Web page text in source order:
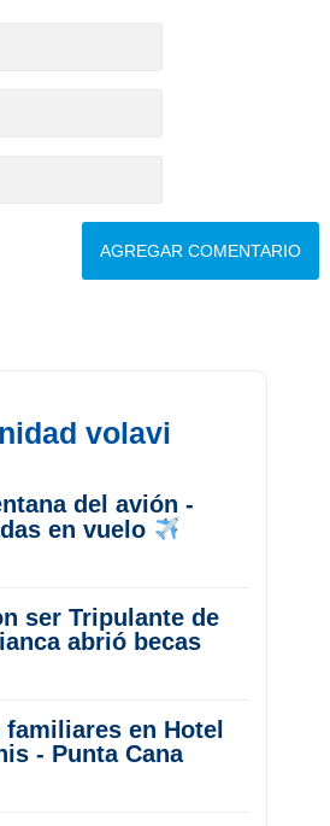
volavi
del avión -
en vuelo
ser Tripulante de
abrió becas
familiares en Hotel
- Punta Cana